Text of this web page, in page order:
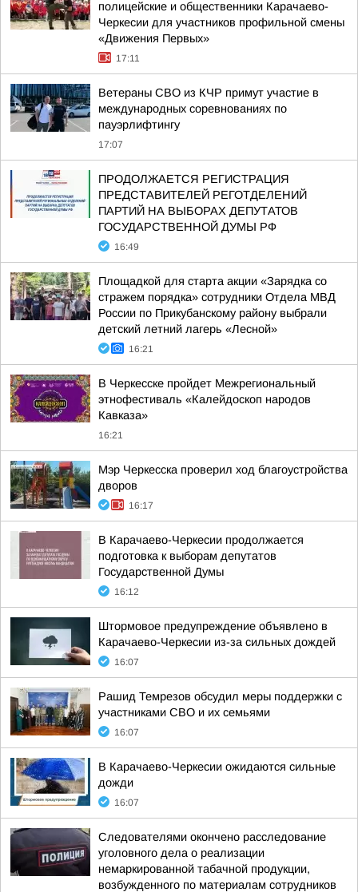
полицейские и общественники Карачаево-
Черкесии для участников профильной смены
«Движения Первых»
17:11
Ветераны СВО из КЧР примут участие в
международных соревнованиях по
пауэрлифтингу
17:07
ПРОДОЛЖАЕТСЯ РЕГИСТРАЦИЯ
ПРЕДСТАВИТЕЛЕЙ РЕГОТДЕЛЕНИЙ
ПАРТИЙ НА ВЫБОРАХ ДЕПУТАТОВ
ГОСУДАРСТВЕННОЙ ДУМЫ РФ
16:49
Площадкой для старта акции «Зарядка со
стражем порядка» сотрудники Отдела МВД
России по Прикубанскому району выбрали
детский летний лагерь «Лесной»
16:21
В Черкесске пройдет Межрегиональный
этнофестиваль «Калейдоскоп народов
Кавказа»
16:21
Мэр Черкесска проверил ход благоустройства
дворов
16:17
В Карачаево-Черкесии продолжается
подготовка к выборам депутатов
Государственной Думы
16:12
Штормовое предупреждение объявлено в
Карачаево-Черкесии из-за сильных дождей
16:07
Рашид Темрезов обсудил меры поддержки с
участниками СВО и их семьями
16:07
В Карачаево-Черкесии ожидаются сильные
дожди
16:07
Следователями окончено расследование
уголовного дела о реализации
немаркированной табачной продукции,
возбужденного по материалам сотрудников